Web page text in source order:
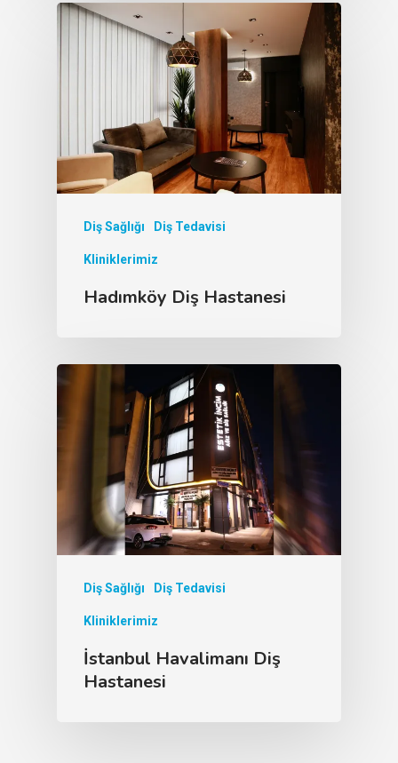
Diş Sağlığı Diş Tedavisi
Kliniklerimiz
Hadımköy Diş Hastanesi
Diş Sağlığı Diş Tedavisi
Kliniklerimiz
İstanbul Havalimanı Diş
Hastanesi